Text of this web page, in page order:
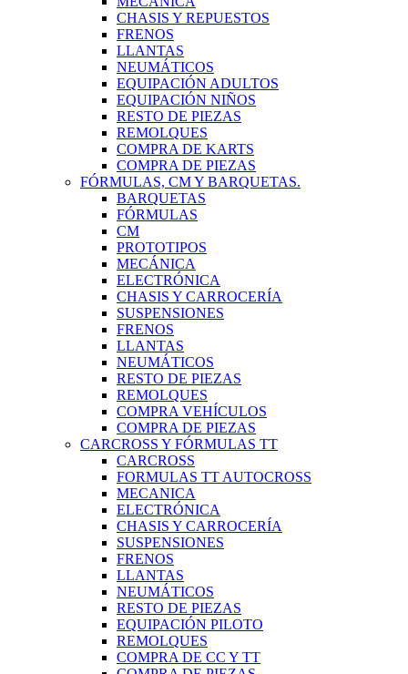
CHASIS Y REPUESTOS
FRENOS
LLANTAS
NEUMÁTICOS
EQUIPACIÓN ADULTOS
EQUIPACIÓN NIÑOS
RESTO DE PIEZAS
REMOLQUES
COMPRA DE KARTS
COMPRA DE PIEZAS
FÓRMULAS, CM Y BARQUETAS.
BARQUETAS
FÓRMULAS
CM
PROTOTIPOS
MECÁNICA
ELECTRÓNICA
CHASIS Y CARROCERÍA
SUSPENSIONES
FRENOS
LLANTAS
NEUMÁTICOS
RESTO DE PIEZAS
REMOLQUES
COMPRA VEHÍCULOS
COMPRA DE PIEZAS
CARCROSS Y FÓRMULAS TT
CARCROSS
FORMULAS TT AUTOCROSS
MECANICA
ELECTRÓNICA
CHASIS Y CARROCERÍA
SUSPENSIONES
FRENOS
LLANTAS
NEUMÁTICOS
RESTO DE PIEZAS
EQUIPACIÓN PILOTO
REMOLQUES
COMPRA DE CC Y TT